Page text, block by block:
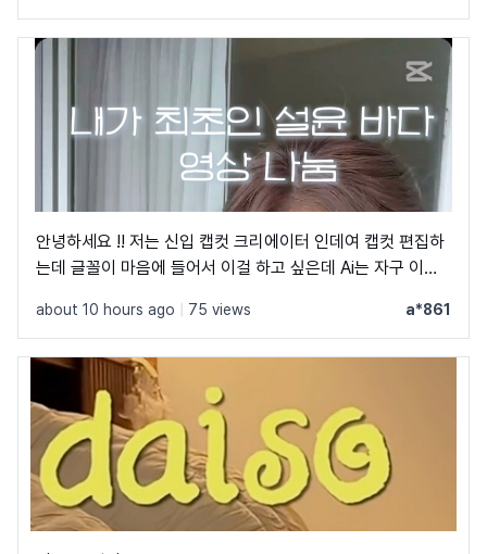
안녕하세요 !! 저는 신입 캡컷 크리에이터 인데여 캡컷 편집하
는데 글꼴이 마음에 들어서 이걸 하고 싶은데 Ai는 자구 이상
이 글꼴 가지고싶어요 ㅠ ㅂ ㅠ
about 10 hours ago 75 views a*861